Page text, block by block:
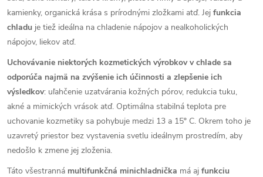
kamienky, organická krása s prírodnými zložkami atď. Jej funkcia
chladu je tiež ideálna na chladenie nápojov a nealkoholických
nápojov, liekov atď.
Uchovávanie niektorých kozmetických výrobkov v chlade sa
odporúča najmä na zvýšenie ich účinnosti a zlepšenie ich
výsledkov: uľahčenie uzatvárania kožných pórov, redukcia tuku,
akné a mimických vrások atď. Optimálna stabilná teplota pre
uchovanie kozmetiky sa pohybuje medzi 13 a 15º C. Okrem toho je
uzavretý priestor bez vystavenia svetlu ideálnym prostredím, aby
nedošlo k zmene jej zloženia.
Táto všestranná multifunkčná minichladnička má aj funkciu